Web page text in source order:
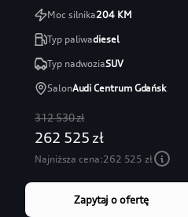
Moc silnika204KM
Typ paliwadiesel
Typ nadwoziaSUV
SalonAudi Centrum Gdańsk
312 530 zł
262 525 zł
Najniższa cena:262 525 zł
Zapytaj o ofertę